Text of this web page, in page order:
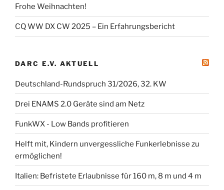
Frohe Weihnachten!
CQ WW DX CW 2025 – Ein Erfahrungsbericht
DARC E.V. AKTUELL
Deutschland-Rundspruch 31/2026, 32. KW
Drei ENAMS 2.0 Geräte sind am Netz
FunkWX - Low Bands profitieren
Helft mit, Kindern unvergessliche Funkerlebnisse zu
ermöglichen!
Italien: Befristete Erlaubnisse für 160 m, 8 m und 4 m